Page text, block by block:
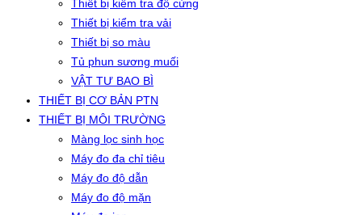
Thiết bị kiểm tra độ cứng
Thiết bị kiểm tra vải
Thiết bị so màu
Tủ phun sương muối
VẬT TƯ BAO BÌ
THIẾT BỊ CƠ BẢN PTN
THIẾT BỊ MÔI TRƯỜNG
Màng lọc sinh học
Máy đo đa chỉ tiêu
Máy đo độ dẫn
Máy đo độ mặn